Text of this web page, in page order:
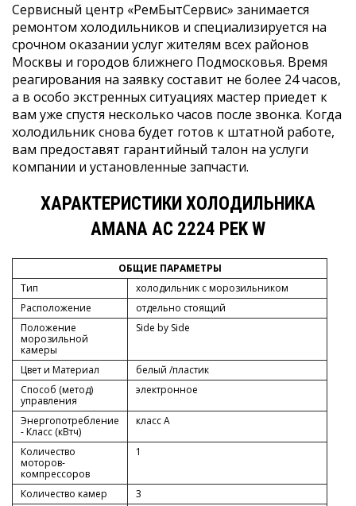
Сервисный центр «РемБытСервис» занимается
ремонтом холодильников и специализируется на
срочном оказании услуг жителям всех районов
Москвы и городов ближнего Подмосковья. Время
реагирования на заявку составит не более 24 часов,
а в особо экстренных ситуациях мастер приедет к
вам уже спустя несколько часов после звонка. Когда
холодильник снова будет готов к штатной работе,
вам предоставят гарантийный талон на услуги
компании и установленные запчасти.
ХАРАКТЕРИСТИКИ ХОЛОДИЛЬНИКА
AMANA AC 2224 PEK W
ОБЩИЕ ПАРАМЕТРЫ
Тип
холодильник с морозильником
Расположение
отдельно стоящий
Положение
морозильной
камеры
Side by Side
Цвет и Материал
белый /пластик
Способ (метод)
управления
электронное
Энергопотребление
- Класс (кВтч)
класс A
Количество
моторов-
компрессоров
1
Количество камер
3